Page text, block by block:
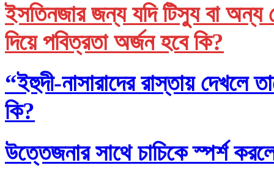
ইসতিনজার জন্য যদি টিস্যু বা অন্য
দিয়ে পবিত্রতা অর্জন হবে কি?
“ইহুদী-নাসারাদের রাস্তায় দেখলে
কি?
উত্তেজনার সাথে চাচিকে স্পর্শ